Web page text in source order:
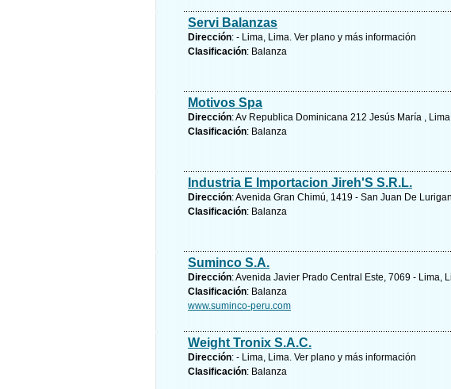
Servi Balanzas
Dirección: - Lima, Lima. Ver plano y más información
Clasificación: Balanza
Motivos Spa
Dirección: Av Republica Dominicana 212 Jesús María ,
Clasificación: Balanza
Industria E Importacion Jireh'S S.R.L.
Dirección: Avenida Gran Chimú, 1419 - San Juan De
Clasificación: Balanza
Suminco S.A.
Dirección: Avenida Javier Prado Central Este, 7069 - Lima,
Clasificación: Balanza
www.suminco-peru.com
Weight Tronix S.A.C.
Dirección: - Lima, Lima. Ver plano y más información
Clasificación: Balanza